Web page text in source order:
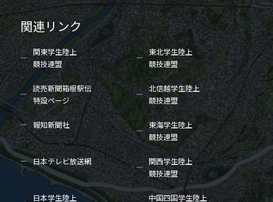
関連リンク
関東学生陸上
競技連盟
東北学生陸上
競技連盟
読売新聞箱根駅伝
特設ページ
北信越学生陸上
競技連盟
報知新聞社
東海学生陸上
競技連盟
日本テレビ放送網
関西学生陸上
競技連盟
日本学生陸上 中国四国学生陸上